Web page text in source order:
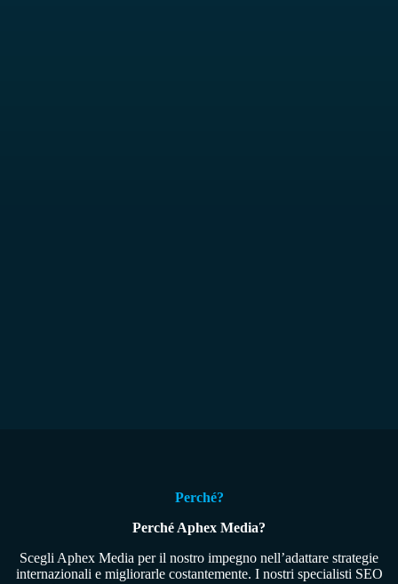
Perché?
Perché Aphex Media?
Scegli Aphex Media per il nostro impegno nell’adattare strategie
internazionali e migliorarle costantemente. I nostri specialisti SEO